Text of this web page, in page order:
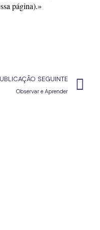
página).»
SEGUINTE
Observar e Aprender